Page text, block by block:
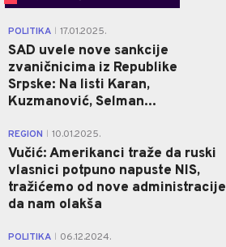
POLITIKA 17.01.2025.
SAD uvele nove sankcije
zvaničnicima iz Republike
Srpske: Na listi Karan,
Kuzmanović, Selman...
REGION 10.01.2025.
Vučić: Amerikanci traže da ruski
vlasnici potpuno napuste NIS,
tražićemo od nove administracije
da nam olakša
POLITIKA 06.12.2024.